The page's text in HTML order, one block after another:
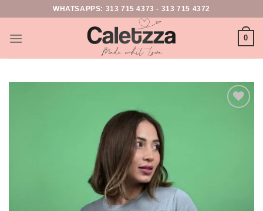
WHATSAPPS: 313 715 4373 - 313 715 4372
0